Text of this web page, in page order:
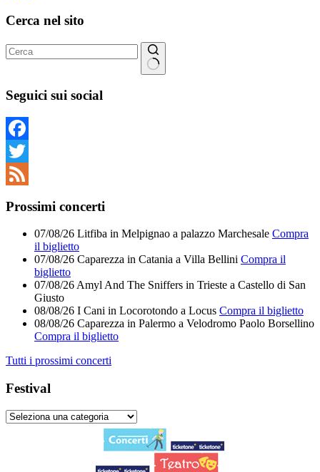
Cerca nel sito
risultato
Seguici sui social
Facebook
Twitter
Prossimi concerti
07/08/26 Litfiba in Melpignao a palazzo Marchesale Compra
il biglietto
07/08/26 Caparezza in Catania a Villa Bellini Compra il
biglietto
07/08/26 Amyl And The Sniffers in Trieste a Castello di San
Giusto
08/08/26 I Cani in Locorotondo a Locus Compra il biglietto
08/08/26 Caparezza in Palermo a Velodromo Paolo Borsellino
Compra il biglietto
Tutti i prossimi concerti
Festival